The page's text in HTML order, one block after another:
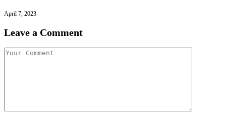
April 7, 2023
Leave a Comment